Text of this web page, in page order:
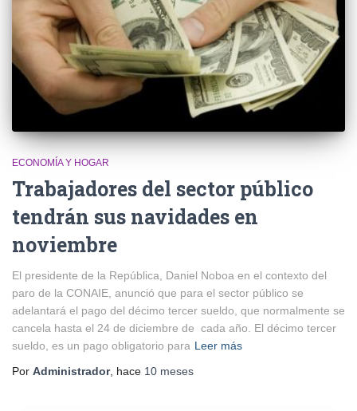
ECONOMÍA Y HOGAR
Trabajadores del sector público
tendrán sus navidades en
noviembre
El presidente de la República, Daniel Noboa en el contexto del
paro de la CONAIE, anunció que para el sector público se
adelantará el pago del décimo tercer sueldo, que normalmente se
cancela hasta el 24 de diciembre de cada año. El décimo tercer
sueldo, es un pago obligatorio para Leer más
Por Administrador, hace 10 meses